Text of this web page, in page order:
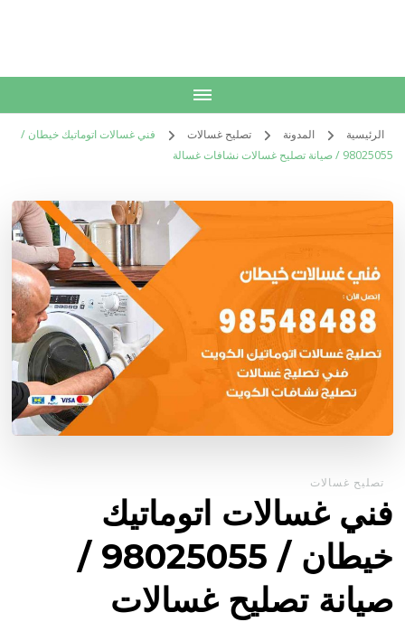
الرئيسية المدونة تصليح غسالات
فني غسالات اتوماتيك خيطان /
98025055 / صيانة تصليح غسالات نشافات غسالة
تصليح غسالات
فني غسالات اتوماتيك
خيطان / 98025055 /
صيانة تصليح غسالات